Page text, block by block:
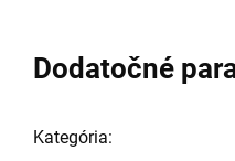
Dodatočné
Kategória: